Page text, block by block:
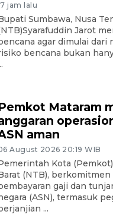
jam lalu
Sumbawa, Nusa
Jarot
agar dimulai dari
bencana bukan
Mataram
aman
August 2026 20:19 WIB
Kota
(NTB),
gaji dan
(ASN), termasuk
...